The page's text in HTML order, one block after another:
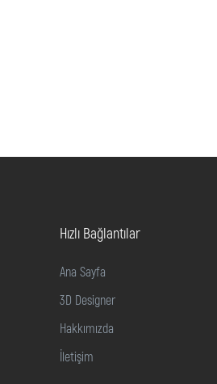
Hızlı Bağlantılar
Ana Sayfa
3D Designer
Hakkımızda
İletişim